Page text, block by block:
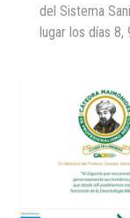
del Sistema
lugar los días 8,